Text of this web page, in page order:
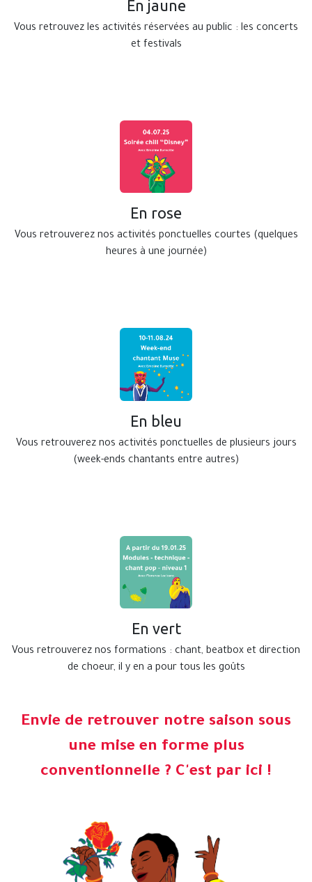
En jaune
Vous retrouvez les activités réservées au public : les concerts
et festivals
En rose
Vous retrouverez nos activités ponctuelles courtes (quelques
heures à une journée)
En bleu
Vous retrouverez nos activités ponctuelles de plusieurs jours
(week-ends chantants entre autres)
En vert
Vous retrouverez nos formations : chant, beatbox et direction
de choeur, il y en a pour tous les goûts
Envie de retrouver notre saison sous
une mise en forme plus
conventionnelle ? C'est par ici !